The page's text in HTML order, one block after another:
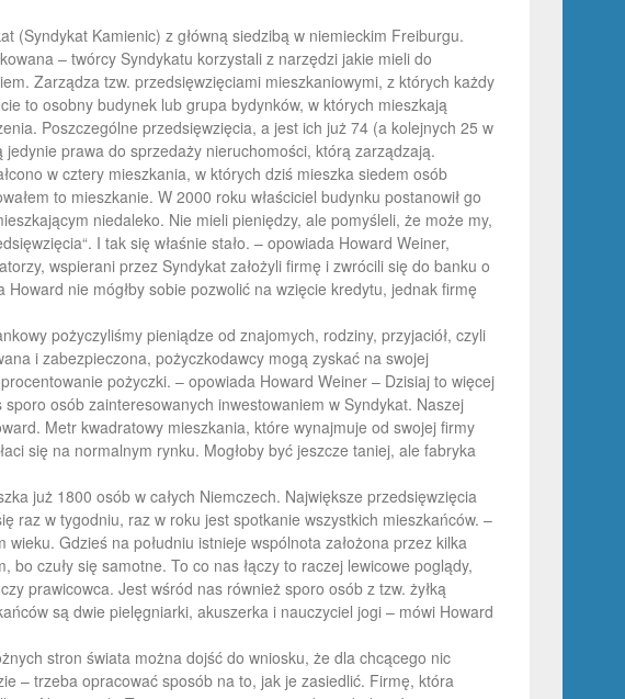
(Syndykat Kamienic) z główną siedzibą w niemieckim Freiburgu.
– twórcy Syndykatu korzystali z narzędzi jakie mieli do
Zarządza tzw. przedsięwzięciami mieszkaniowymi, z których każdy
to osobny budynek lub grupa bydynków, w których mieszkają
Poszczególne przedsięwzięcia, a jest ich już 74 (a kolejnych 25 w
prawa do sprzedaży nieruchomości, którą zarządzają.
w cztery mieszkania, w których dziś mieszka siedem osób
to mieszkanie. W 2000 roku właściciel budynku postanowił go
niedaleko. Nie mieli pieniędzy, ale pomyśleli, że może my,
I tak się właśnie stało. – opowiada Howard Weiner,
wspierani przez Syndykat założyli firmę i zwrócili się do banku o
nie mógłby sobie pozwolić na wzięcie kredytu, jednak firmę
pożyczyliśmy pieniądze od znajomych, rodziny, przyjaciół, czyli
i zabezpieczona, pożyczkodawcy mogą zyskać na swojej
pożyczki. – opowiada Howard Weiner – Dzisiaj to więcej
osób zainteresowanych inwestowaniem w Syndykat. Naszej
Metr kwadratowy mieszkania, które wynajmuje od swojej firmy
się na normalnym rynku. Mogłoby być jeszcze taniej, ale fabryka
już 1800 osób w całych Niemczech. Największe przedsięwzięcia
raz w tygodniu, raz w roku jest spotkanie wszystkich mieszkańców. –
Gdzieś na południu istnieje wspólnota założona przez kilka
czuły się samotne. To co nas łączy to raczej lewicowe poglądy,
prawicowca. Jest wśród nas również sporo osób z tzw. żyłką
są dwie pielęgniarki, akuszerka i nauczyciel jogi – mówi Howard
stron świata można dojść do wniosku, że dla chcącego nic
– trzeba opracować sposób na to, jak je zasiedlić. Firmę, która